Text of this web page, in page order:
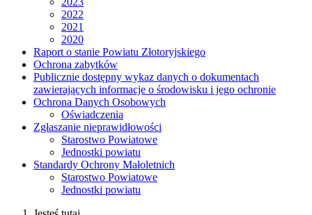
2022
2021
2020
Raport o stanie Powiatu Złotoryjskiego
Ochrona zabytków
Publicznie dostępny wykaz danych o dokumentach
zawierających informacje o środowisku i jego ochronie
Ochrona Danych Osobowych
Oświadczenia
Zgłaszanie nieprawidłowości
Starostwo Powiatowe
Jednostki powiatu
Standardy Ochrony Małoletnich
Starostwo Powiatowe
Jednostki powiatu